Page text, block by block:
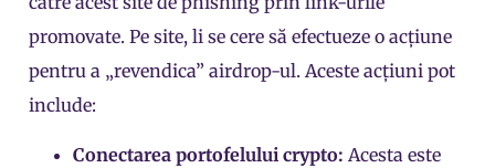
promovate. Pe site, li se cere să efectueze o acțiune
pentru a „revendica” airdrop-ul. Aceste acțiuni pot
include:
Conectarea portofelului crypto: Acesta este